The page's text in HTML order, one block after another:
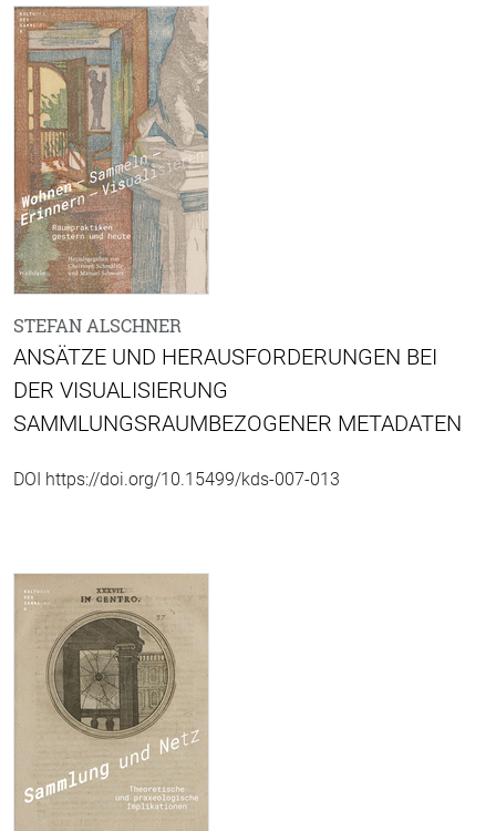
STEFAN ALSCHNER
ANSÄTZE UND HERAUSFORDERUNGEN BEI
DER VISUALISIERUNG
SAMMLUNGSRAUMBEZOGENER METADATEN
DOI https://doi.org/10.15499/kds-007-013